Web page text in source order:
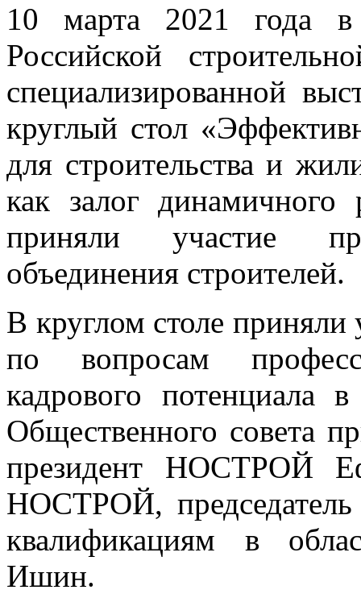
10 марта 2021 года в
Российской
специализированной
круглый стол
для строительства и
как залог динамичного
приняли участие
объединения строителей.
В круглом столе приняли
по вопросам
кадрового потенциала
Общественного совета
президент НОСТРОЙ
НОСТРОЙ,
квалификациям в
Ишин.